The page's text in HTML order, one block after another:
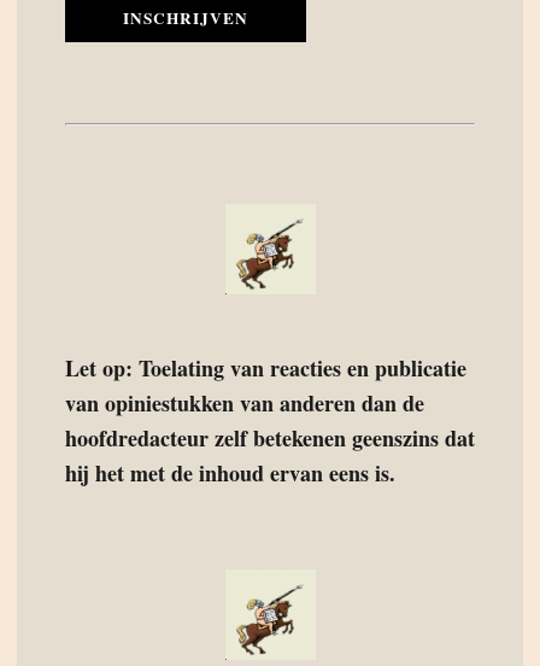
INSCHRIJVEN
Let op: Toelating van reacties en publicatie
van opiniestukken van anderen dan de
hoofdredacteur zelf betekenen geenszins dat
hij het met de inhoud ervan eens is.